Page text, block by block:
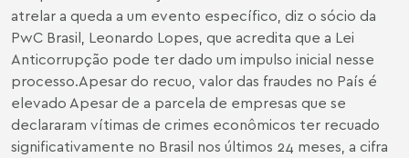
atrelar a queda a um evento específico, diz o sócio da
PwC Brasil, Leonardo Lopes, que acredita que a Lei
Anticorrupção pode ter dado um impulso inicial nesse
processo.Apesar do recuo, valor das fraudes no País é
elevado Apesar de a parcela de empresas que se
declararam vítimas de crimes econômicos ter recuado
significativamente no Brasil nos últimos 24 meses, a cifra